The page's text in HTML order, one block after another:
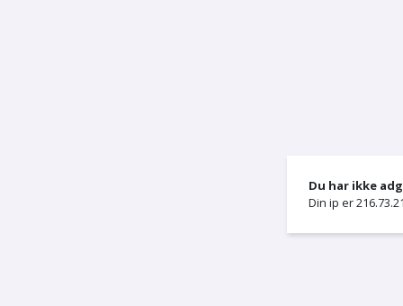
Du har ikke
Din ip er